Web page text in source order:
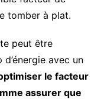
tomber à plat.
peut être
avec un
le facteur
assurer que